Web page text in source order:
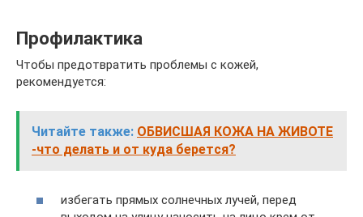
Профилактика
Чтобы предотвратить проблемы с кожей,
рекомендуется:
Читайте также: ОБВИСШАЯ КОЖА НА ЖИВОТЕ
-что делать и от куда берется?
избегать прямых солнечных лучей, перед